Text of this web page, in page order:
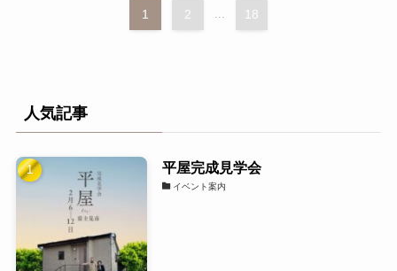
1 2 ... 18
人気記事
平屋完成見学会
イベント案内